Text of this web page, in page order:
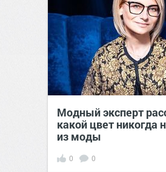
Модный эксперт
какой цвет никогда
из моды
0 0